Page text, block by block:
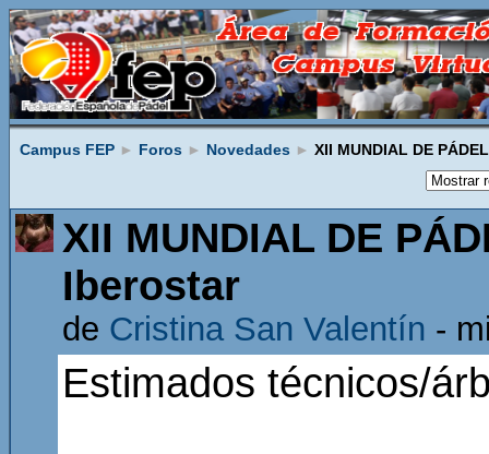
Campus FEP ► Foros ► Novedades ► XII MUNDIAL DE
XII MUNDIAL DE
Iberostar
de Cristina San Valentín -
Estimados técnicos/